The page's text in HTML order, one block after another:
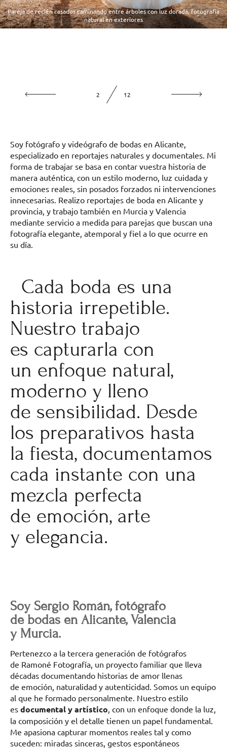
Pareja de recién casados caminando entre árboles con luz dorada, fotografía
natural en exteriores
2 12
Soy fotógrafo y videógrafo de bodas en Alicante,
especializado en reportajes naturales y documentales. Mi
forma de trabajar se basa en contar vuestra historia de
manera auténtica, con un estilo moderno, luz cuidada y
emociones reales, sin posados forzados ni intervenciones
innecesarias. Realizo reportajes de boda en Alicante y
provincia, y trabajo también en Murcia y Valencia
mediante servicio a medida para parejas que buscan una
fotografía elegante, atemporal y fiel a lo que ocurre en
su día.
Cada boda es una
historia irrepetible.
Nuestro trabajo
es capturarla con
un enfoque natural,
moderno y lleno
de sensibilidad. Desde
los preparativos hasta
la fiesta, documentamos
cada instante con una
mezcla perfecta
de emoción, arte
y elegancia.
Soy Sergio Román, fotógrafo
de bodas en Alicante, Valencia
y Murcia.
Pertenezco a la tercera generación de fotógrafos
de Ramoné Fotografía, un proyecto familiar que lleva
décadas documentando historias de amor llenas
de emoción, naturalidad y autenticidad. Somos un equipo
al que he formado personalmente. Nuestro estilo
es documental y artístico , con un enfoque donde la luz,
la composición y el detalle tienen un papel fundamental.
Me apasiona capturar momentos reales tal y como
suceden: miradas sinceras, gestos espontáneos